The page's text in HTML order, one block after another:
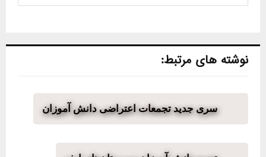
نوشته های مرتبط:
سری جدید تجمعات اعتراضی دانش‌ آموزان